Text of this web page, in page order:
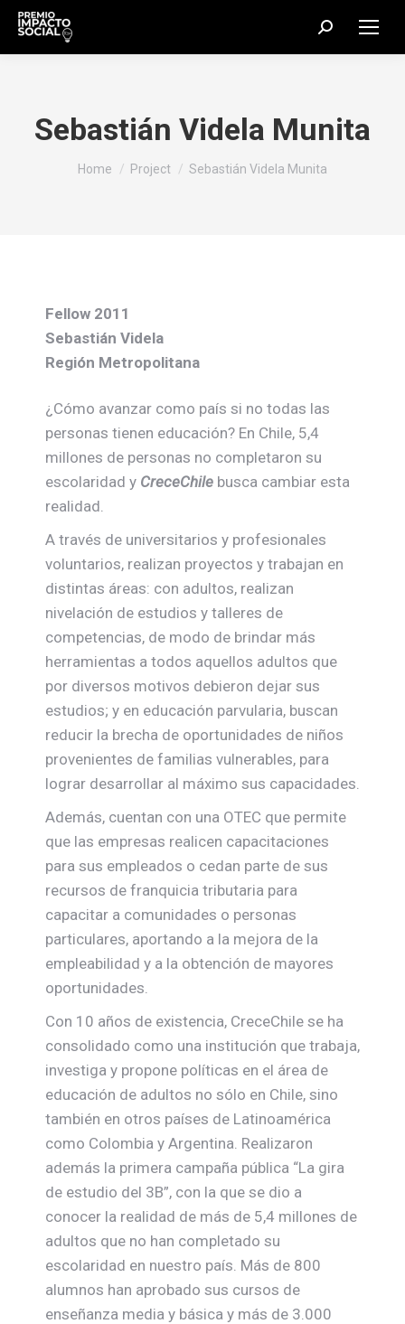
Search:
Sebastián Videla Munita
You are here:
Home Project Sebastián Videla Munita
Fellow 2011
Sebastián Videla
Región Metropolitana
¿Cómo avanzar como país si no todas las
personas tienen educación? En Chile, 5,4
millones de personas no completaron su
escolaridad y CreceChile busca cambiar esta
realidad.
A través de universitarios y profesionales
voluntarios, realizan proyectos y trabajan en
distintas áreas: con adultos, realizan
nivelación de estudios y talleres de
competencias, de modo de brindar más
herramientas a todos aquellos adultos que
por diversos motivos debieron dejar sus
estudios; y en educación parvularia, buscan
reducir la brecha de oportunidades de niños
provenientes de familias vulnerables, para
lograr desarrollar al máximo sus capacidades.
Además, cuentan con una OTEC que permite
que las empresas realicen capacitaciones
para sus empleados o cedan parte de sus
recursos de franquicia tributaria para
capacitar a comunidades o personas
particulares, aportando a la mejora de la
empleabilidad y a la obtención de mayores
oportunidades.
Con 10 años de existencia, CreceChile se ha
consolidado como una institución que trabaja,
investiga y propone políticas en el área de
educación de adultos no sólo en Chile, sino
también en otros países de Latinoamérica
como Colombia y Argentina. Realizaron
además la primera campaña pública “La gira
de estudio del 3B”, con la que se dio a
conocer la realidad de más de 5,4 millones de
adultos que no han completado su
escolaridad en nuestro país. Más de 800
alumnos han aprobado sus cursos de
enseñanza media y básica y más de 3.000